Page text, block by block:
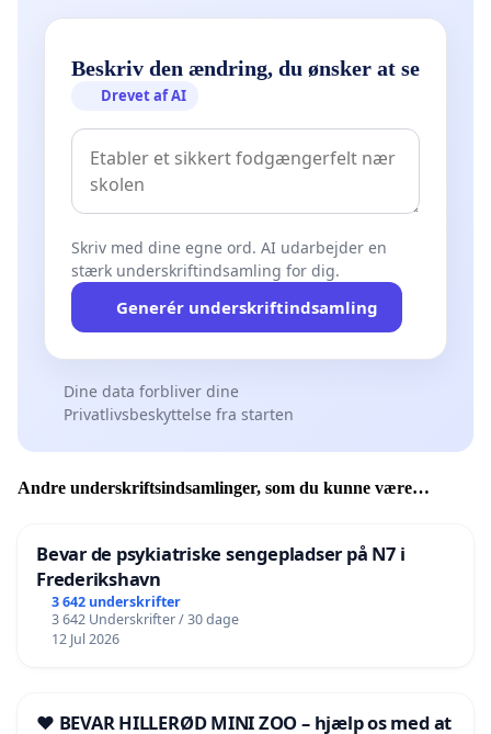
Beskriv den ændring, du ønsker at se
Drevet af AI
Skriv med dine egne ord. AI udarbejder en
stærk underskriftindsamling for dig.
Generér underskriftindsamling
Dine data forbliver dine
Privatlivsbeskyttelse fra starten
Andre underskriftsindsamlinger, som du kunne være
Bevar de psykiatriske sengepladser på N7 i
Frederikshavn
3 642 underskrifter
3 642 Underskrifter / 30 dage
12 Jul 2026
❤️ BEVAR HILLERØD MINI ZOO – hjælp os med at